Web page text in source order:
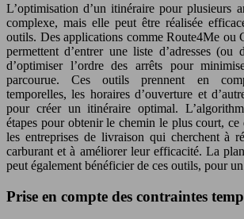
L’optimisation d’un itinéraire pour plusieurs
complexe, mais elle peut être réalisée
outils. Des applications comme Route4Me ou
permettent d’entrer une liste d’adresses (ou
d’optimiser l’ordre des arrêts pour
parcourue. Ces outils prennent en
temporelles, les horaires d’ouverture et
pour créer un itinéraire optimal.
étapes pour obtenir le chemin le plus court, ce
les entreprises de livraison qui cherchent à
carburant et à améliorer leur efficacité. La
peut également bénéficier de ces outils, pour
Prise en compte des contraintes